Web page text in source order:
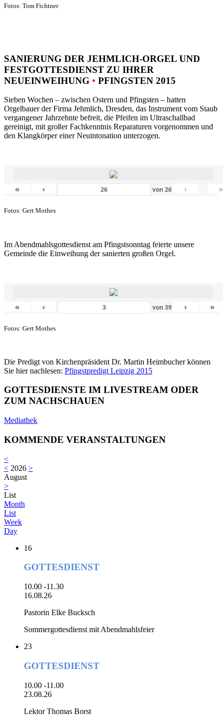
Fotos: Tom Fichtner
SANIERUNG DER JEHMLICH-ORGEL UND
FESTGOTTESDIENST ZU IHRER
NEUEINWEIHUNG • PFINGSTEN 2015
Sieben Wochen – zwischen Ostern und Pfingsten – hatten
Orgelbauer der Firma Jehmlich, Dresden, das Instrument vom Staub
vergangener Jahrzehnte befreit, die Pfeifen im Ultraschallbad
gereinigt, mit großer Fachkenntnis Reparaturen vorgenommen und
den Klangkörper einer Neuintonation unterzogen.
« ‹ von26 › »
Fotos: Gert Mothes
Im Abendmahlsgottesdienst am Pfingstsonntag feierte unsere
Gemeinde die Einweihung der sanierten großen Orgel.
« ‹ von39 › »
Fotos: Gert Mothes
Die Predigt von Kirchenpräsident Dr. Martin Heimbucher können
Sie hier nachlesen: Pfingstpredigt Leipzig 2015
GOTTESDIENSTE IM LIVESTREAM ODER
ZUM NACHSCHAUEN
Mediathek
KOMMENDE VERANSTALTUNGEN
<
< 2026 >
August
>
List
Month
List
Week
Day
16
GOTTESDIENST
10.00 -11.30
16.08.26
Pastorin Elke Bucksch
Sommergottesdienst mit Abendmahlsfeier
23
GOTTESDIENST
10.00 -11.00
23.08.26
Lektor Thomas Borst